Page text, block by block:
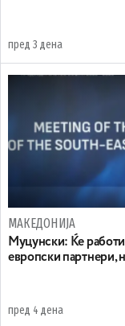
пред 3 дена
МАКЕДОНИЈА
Муцунски: Ќе
европски партнери,
пред 4 дена